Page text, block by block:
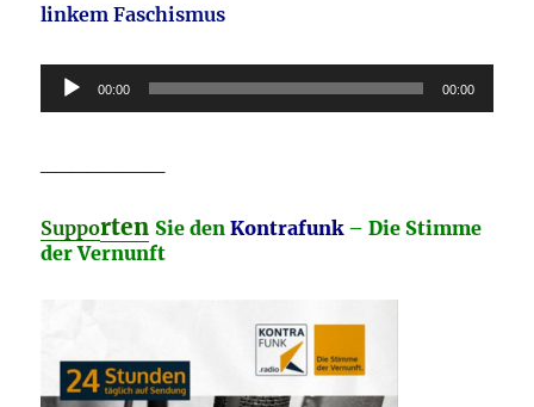
linkem Faschismus
Audio-
Player
00:00 00:00
Supporten Sie denKontrafunk– Die Stimme
der Vernunft